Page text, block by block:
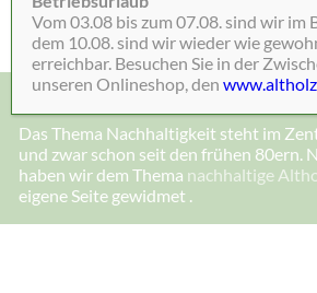
Absenden
Das Thema Nachhaltigkeit steht im
und zwar schon seit den frühen 80ern.
haben wir dem Thema nachhaltige
eigene Seite gewidmet .
Vom 03.08 bis zum 07.08. sind wir im
dem 10.08. sind wir wieder wie
erreichbar. Besuchen Sie in der
unseren Onlineshop, den